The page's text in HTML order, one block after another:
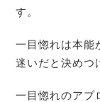
す。
一目惚れは本能
迷いだと決めつ
一目惚れのアプ